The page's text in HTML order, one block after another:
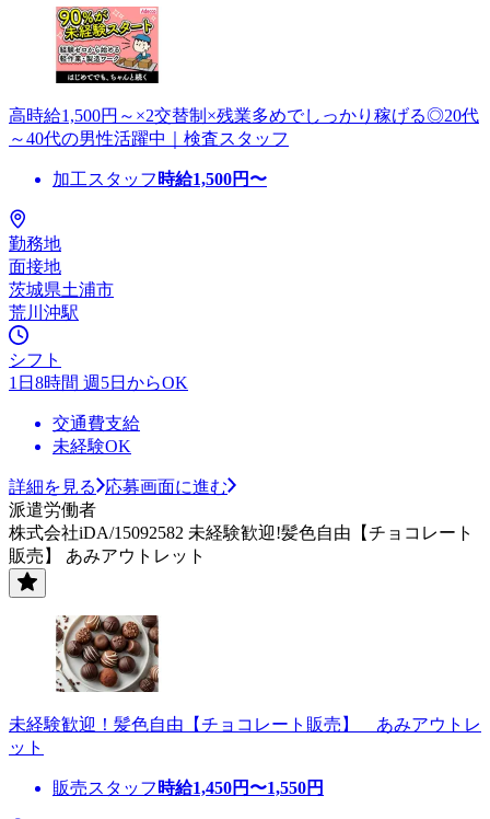
高時給1,500円～×2交替制×残業多めでしっかり稼げる◎20代
～40代の男性活躍中｜検査スタッフ
加工スタッフ 時給1,500円〜
勤務地
面接地
茨城県土浦市
荒川沖駅
シフト
1日8時間 週5日からOK
交通費支給
未経験OK
詳細を見る
応募画面に進む
派遣労働者
株式会社iDA/15092582 未経験歓迎!髪色自由【チョコレート
販売】 あみアウトレット
未経験歓迎！髪色自由【チョコレート販売】 あみアウトレ
ット
販売スタッフ 時給1,450円〜1,550円